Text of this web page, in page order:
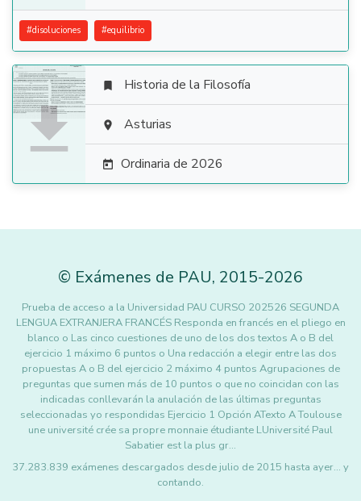
#disoluciones #equilibrio

 Historia de la Filosofía
 Asturias
 Ordinaria de 2026
© Exámenes de PAU, 2015-2026
Prueba de acceso a la Universidad PAU CURSO 202526 SEGUNDA
LENGUA EXTRANJERA FRANCÉS Responda en francés en el pliego en
blanco o Las cinco cuestiones de uno de los dos textos A o B del
ejercicio 1 máximo 6 puntos o Una redacción a elegir entre las dos
propuestas A o B del ejercicio 2 máximo 4 puntos Agrupaciones de
preguntas que sumen más de 10 puntos o que no coincidan con las
indicadas conllevarán la anulación de las últimas preguntas
seleccionadas yo respondidas Ejercicio 1 Opción ATexto A Toulouse
une université crée sa propre monnaie étudiante LUniversité Paul
Sabatier est la plus gr…
37.283.839 exámenes descargados desde julio de 2015 hasta ayer... y
contando.